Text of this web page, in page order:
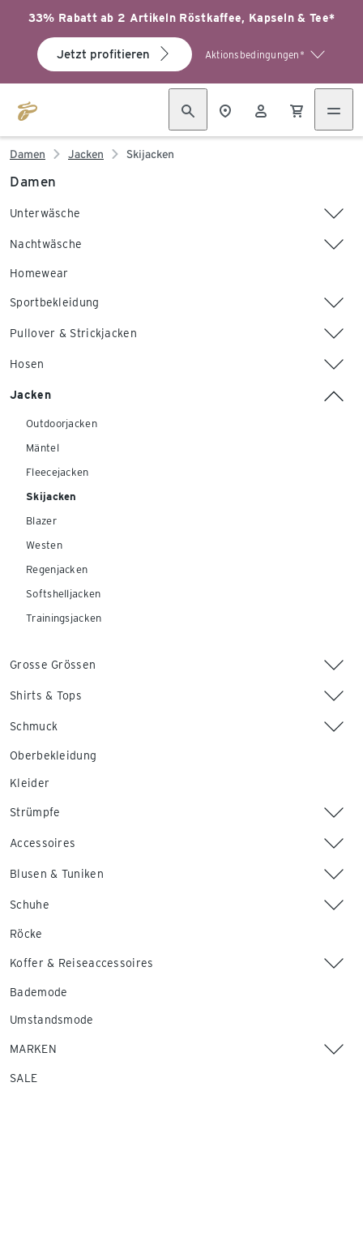
33% Rabatt ab 2 Artikeln Röstkaffee, Kapseln & Tee*
Jetzt profitieren Aktionsbedingungen*
Damen Jacken Skijacken
Damen
Unterwäsche
Nachtwäsche
Homewear
Sportbekleidung
Pullover & Strickjacken
Hosen
Jacken
Outdoorjacken
Mäntel
Fleecejacken
Skijacken
Blazer
Westen
Regenjacken
Softshelljacken
Trainingsjacken
Grosse Grössen
Shirts & Tops
Schmuck
Oberbekleidung
Kleider
Strümpfe
Accessoires
Blusen & Tuniken
Schuhe
Röcke
Koffer & Reiseaccessoires
Bademode
Umstandsmode
MARKEN
SALE